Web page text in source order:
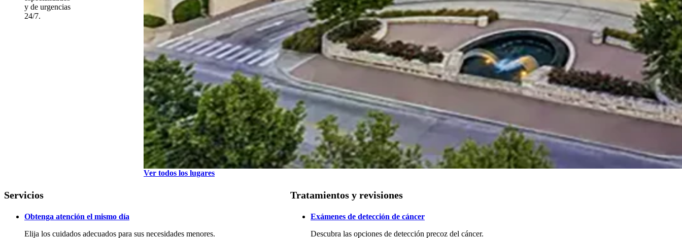
y de urgencias
24/7.
Ver todos los lugares
Servicios
Obtenga atención el mismo día
Elija los cuidados adecuados para sus necesidades menores.
Tratamientos y revisiones
Exámenes de detección de cáncer
Descubra las opciones de detección precoz del cáncer.